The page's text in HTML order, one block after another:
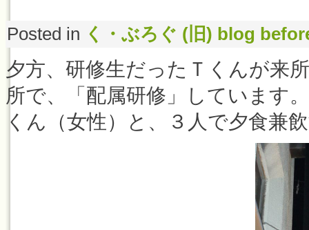
Posted in く・ぶろぐ (旧) blog
夕方、研修生だったＴくんが来
所で、「配属研修」しています
くん（女性）と、３人で夕食兼